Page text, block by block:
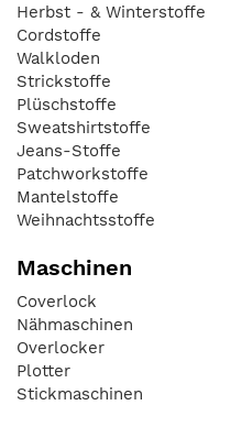
Herbst - & Winterstoffe
Cordstoffe
Walkloden
Strickstoffe
Plüschstoffe
Sweatshirtstoffe
Jeans-Stoffe
Patchworkstoffe
Mantelstoffe
Weihnachtsstoffe
Maschinen
Coverlock
Nähmaschinen
Overlocker
Plotter
Stickmaschinen